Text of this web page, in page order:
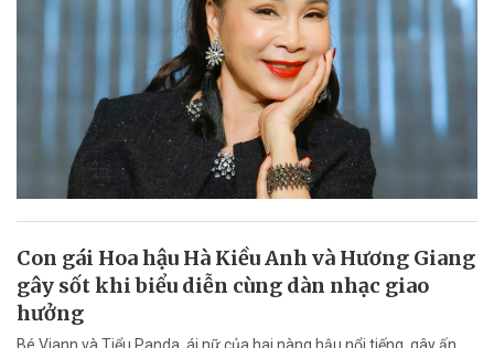
Con gái Hoa hậu Hà Kiều Anh và Hương Giang
gây sốt khi biểu diễn cùng dàn nhạc giao
hưởng
Bé Viann và Tiểu Panda, ái nữ của hai nàng hậu nổi tiếng, gây ấn